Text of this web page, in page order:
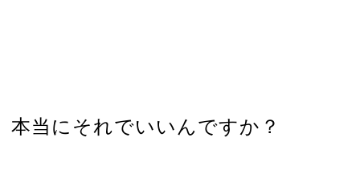
本当にそれでいいんですか？